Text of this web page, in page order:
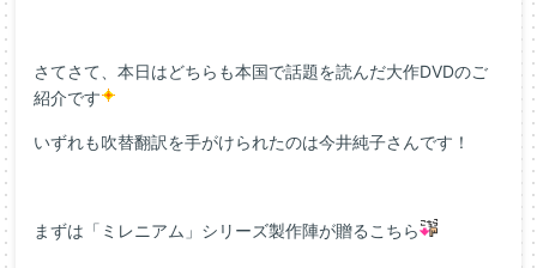
さてさて、本日はどちらも本国で話題を読んだ大作DVDのご
紹介です
いずれも吹替翻訳を手がけられたのは今井純子さんです！
まずは「ミレニアム」シリーズ製作陣が贈るこちら